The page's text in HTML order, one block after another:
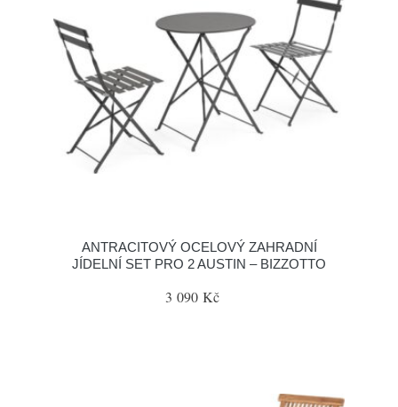
ANTRACITOVÝ OCELOVÝ ZAHRADNÍ
JÍDELNÍ SET PRO 2 AUSTIN – BIZZOTTO
3 090 Kč